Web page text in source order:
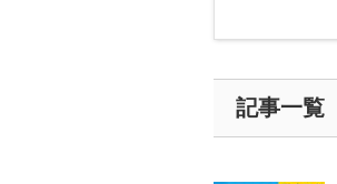
記事一覧